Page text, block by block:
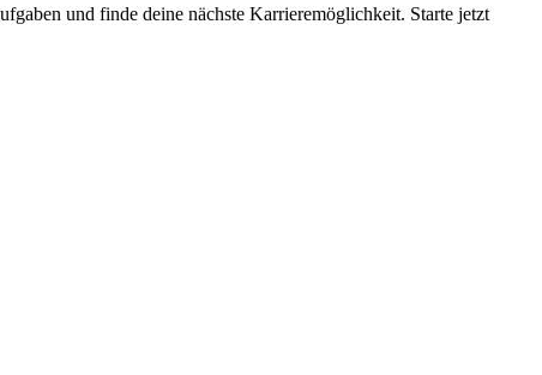
und finde deine nächste Karrieremöglichkeit. Starte jetzt